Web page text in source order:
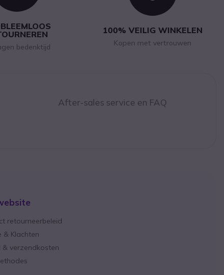
bedenktijd
100% VEILIG WINKELEN
Kopen met vertrouwen
After-sales service en FAQ
retourneerbeleid
& Klachten
& verzendkosten